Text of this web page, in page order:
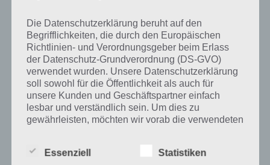
Tweet auf Twitter
Mehr Artikel hier auf Touchportal
Die Datenschutzerklärung beruht auf den
Begrifflichkeiten, die durch den Europäischen
Richtlinien- und Verordnungsgeber beim Erlass
der Datenschutz-Grundverordnung (DS-GVO)
verwendet wurden. Unsere Datenschutzerklärung
soll sowohl für die Öffentlichkeit als auch für
unsere Kunden und Geschäftspartner einfach
lesbar und verständlich sein. Um dies zu
gewährleisten, möchten wir vorab die verwendeten
Wir verwenden in dieser Datenschutzerklärung
Essenziell Statistiken